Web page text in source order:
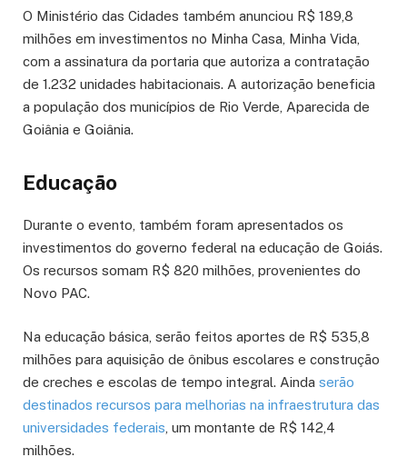
O Ministério das Cidades também anunciou R$ 189,8
milhões em investimentos no Minha Casa, Minha Vida,
com a assinatura da portaria que autoriza a contratação
de 1.232 unidades habitacionais. A autorização beneficia
a população dos municípios de Rio Verde, Aparecida de
Goiânia e Goiânia.
Educação
Durante o evento, também foram apresentados os
investimentos do governo federal na educação de Goiás.
Os recursos somam R$ 820 milhões, provenientes do
Novo PAC.
Na educação básica, serão feitos aportes de R$ 535,8
milhões para aquisição de ônibus escolares e construção
de creches e escolas de tempo integral. Ainda serão
destinados recursos para melhorias na infraestrutura das
universidades federais , um montante de R$ 142,4
milhões.